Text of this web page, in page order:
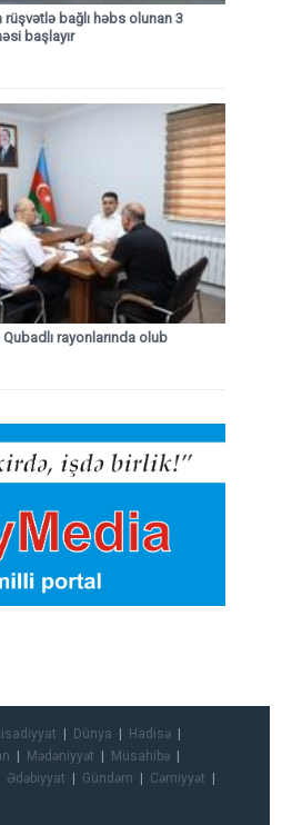
bağlı həbs olunan 3
başlayır
rayonlarında olub
Dünya
Hadisə
Mədəniyyət
Müsahibə
Ədəbiyyat Gündəm
Cəmiyyət